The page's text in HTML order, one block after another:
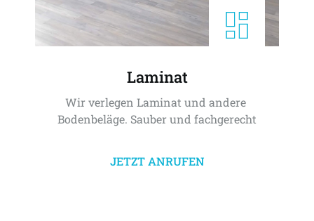
Laminat
Wir verlegen Laminat und andere
Bodenbeläge. Sauber und fachgerecht
JETZT ANRUFEN